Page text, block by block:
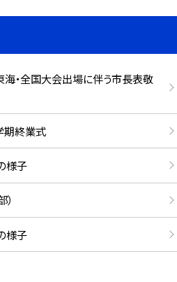
・全国大会出場に伴う市長表敬
終業式
様子
様子